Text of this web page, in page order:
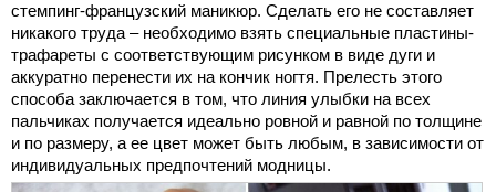
стемпинг-французский маникюр. Сделать его не составляет
никакого труда – необходимо взять специальные пластины-
трафареты с соответствующим рисунком в виде дуги и
аккуратно перенести их на кончик ногтя. Прелесть этого
способа заключается в том, что линия улыбки на всех
пальчиках получается идеально ровной и равной по толщине
и по размеру, а ее цвет может быть любым, в зависимости от
индивидуальных предпочтений модницы.